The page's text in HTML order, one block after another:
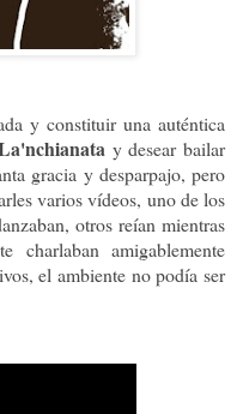
y constituir una auténtica
y desear bailar
gracia y desparpajo, pero
varios vídeos, uno de los
otros reían mientras
charlaban amigablemente
el ambiente no podía ser